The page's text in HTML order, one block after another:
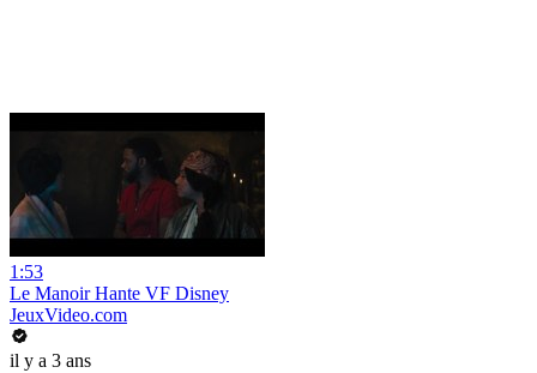
1:53
Le Manoir Hante VF Disney
JeuxVideo.com
il y a 3 ans